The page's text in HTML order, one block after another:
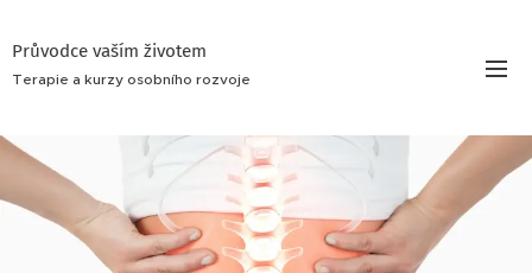
Průvodce vaším životem
Terapie a kurzy osobního rozvoje